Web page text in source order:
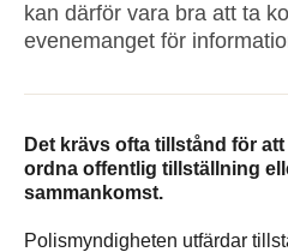
kan därför vara bra att ta
evenemanget för
Det krävs ofta tillstånd för
ordna offentlig tillställning
sammankomst.
Polismyndigheten utfärdar